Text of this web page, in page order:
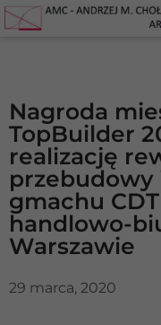
Nagroda
TopBuilder
realizację
przebudowy
gmachu
handlowo-
Warszawie
29 marca, 2020